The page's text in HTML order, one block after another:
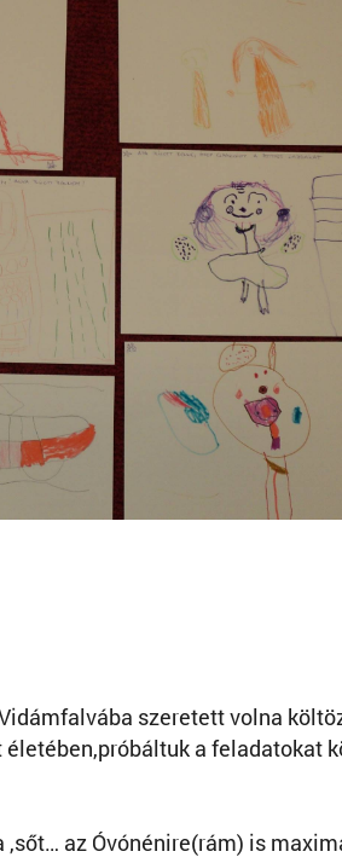
szeretett volna
a feladatokat
az Óvónénire(rám) is